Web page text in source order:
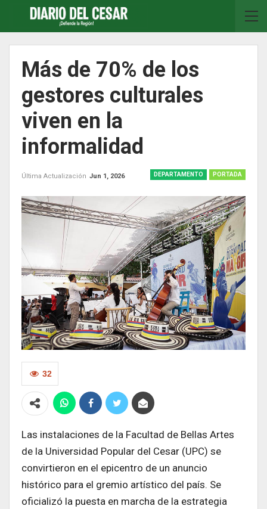
Más de 70% de los
gestores culturales
viven en la
informalidad
DEPARTAMENTO PORTADA
Última Actualización Jun 1, 2026
32
Las instalaciones de la Facultad de Bellas Artes
de la Universidad Popular del Cesar (UPC) se
convirtieron en el epicentro de un anuncio
histórico para el gremio artístico del país. Se
oficializó la puesta en marcha de la estrategia